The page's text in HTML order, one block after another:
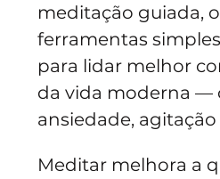
meditação guiada,
ferramentas
para lidar melhor
da vida moderna —
ansiedade,
Meditar melhora a